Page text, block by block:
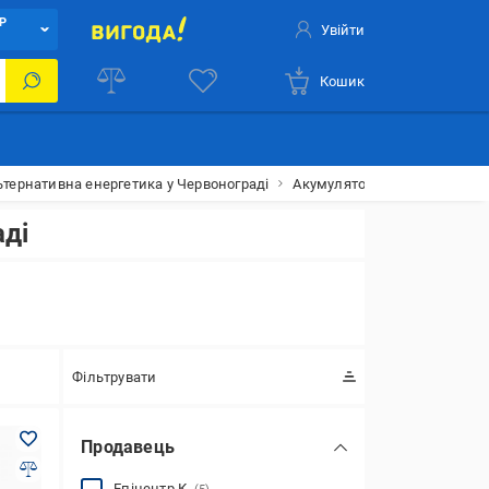
Увійти
Кошик
енергетика у Червонограді Акумуляторні батареї для
Фільтрувати
Продавець